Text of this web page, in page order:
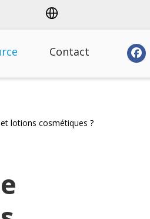
Contact
lotions cosmétiques ?